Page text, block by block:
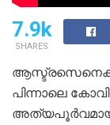
7.9k
SHARES
ആസ്ട്രസെനെക്ക
പിന്നാലെ